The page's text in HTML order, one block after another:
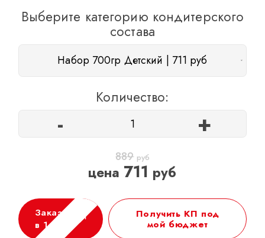
Выберите категорию кондитерского
состава
Набор 700гр Детский | 711 руб
Количество:
- +
889руб
цена 711 руб
Заказать
в 1 клик
Получить КП под
мой бюджет